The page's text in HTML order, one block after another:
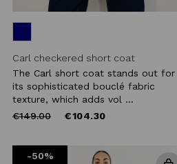
Carl checkered short coat
The Carl short coat stands out for
its sophisticated bouclé fabric
texture, which adds vol ...
Price
€149.00to €104.30
-50%